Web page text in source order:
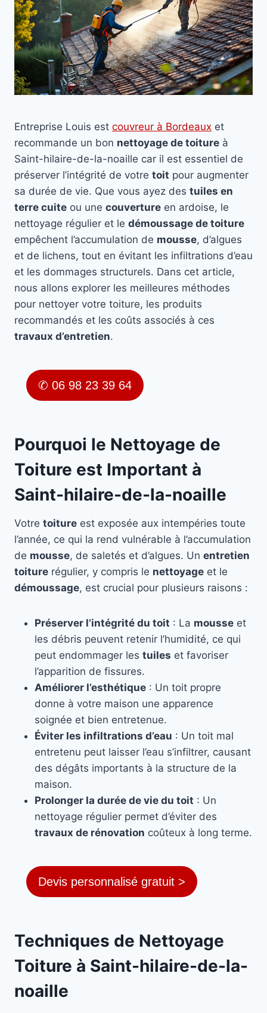
Entreprise Louis est couvreur à Bordeaux et
recommande un bon nettoyage de toiture à
Saint-hilaire-de-la-noaille car il est essentiel de
préserver l’intégrité de votre toit pour augmenter
sa durée de vie. Que vous ayez des tuiles en
terre cuite ou une couverture en ardoise, le
nettoyage régulier et le démoussage de toiture
empêchent l’accumulation de mousse, d’algues
et de lichens, tout en évitant les infiltrations d’eau
et les dommages structurels. Dans cet article,
nous allons explorer les meilleures méthodes
pour nettoyer votre toiture, les produits
recommandés et les coûts associés à ces
travaux d’entretien.
✆ 06 98 23 39 64
Pourquoi le Nettoyage de
Toiture est Important à
Saint-hilaire-de-la-noaille
Votre toiture est exposée aux intempéries toute
l’année, ce qui la rend vulnérable à l’accumulation
de mousse, de saletés et d’algues. Un entretien
toiture régulier, y compris le nettoyage et le
démoussage, est crucial pour plusieurs raisons :
Préserver l’intégrité du toit : La mousse et
les débris peuvent retenir l’humidité, ce qui
peut endommager les tuiles et favoriser
l’apparition de fissures.
Améliorer l’esthétique : Un toit propre
donne à votre maison une apparence
soignée et bien entretenue.
Éviter les infiltrations d’eau : Un toit mal
entretenu peut laisser l’eau s’infiltrer, causant
des dégâts importants à la structure de la
maison.
Prolonger la durée de vie du toit : Un
nettoyage régulier permet d’éviter des
travaux de rénovation coûteux à long terme.
Devis personnalisé gratuit >
Techniques de Nettoyage
Toiture à Saint-hilaire-de-la-
noaille